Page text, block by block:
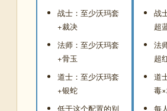
战士：至少沃玛套
+裁决
法师：至少沃玛套
+骨玉
道士：至少沃玛套
+银蛇
低于这个配置的别
战
超
法
超
道
毒
每